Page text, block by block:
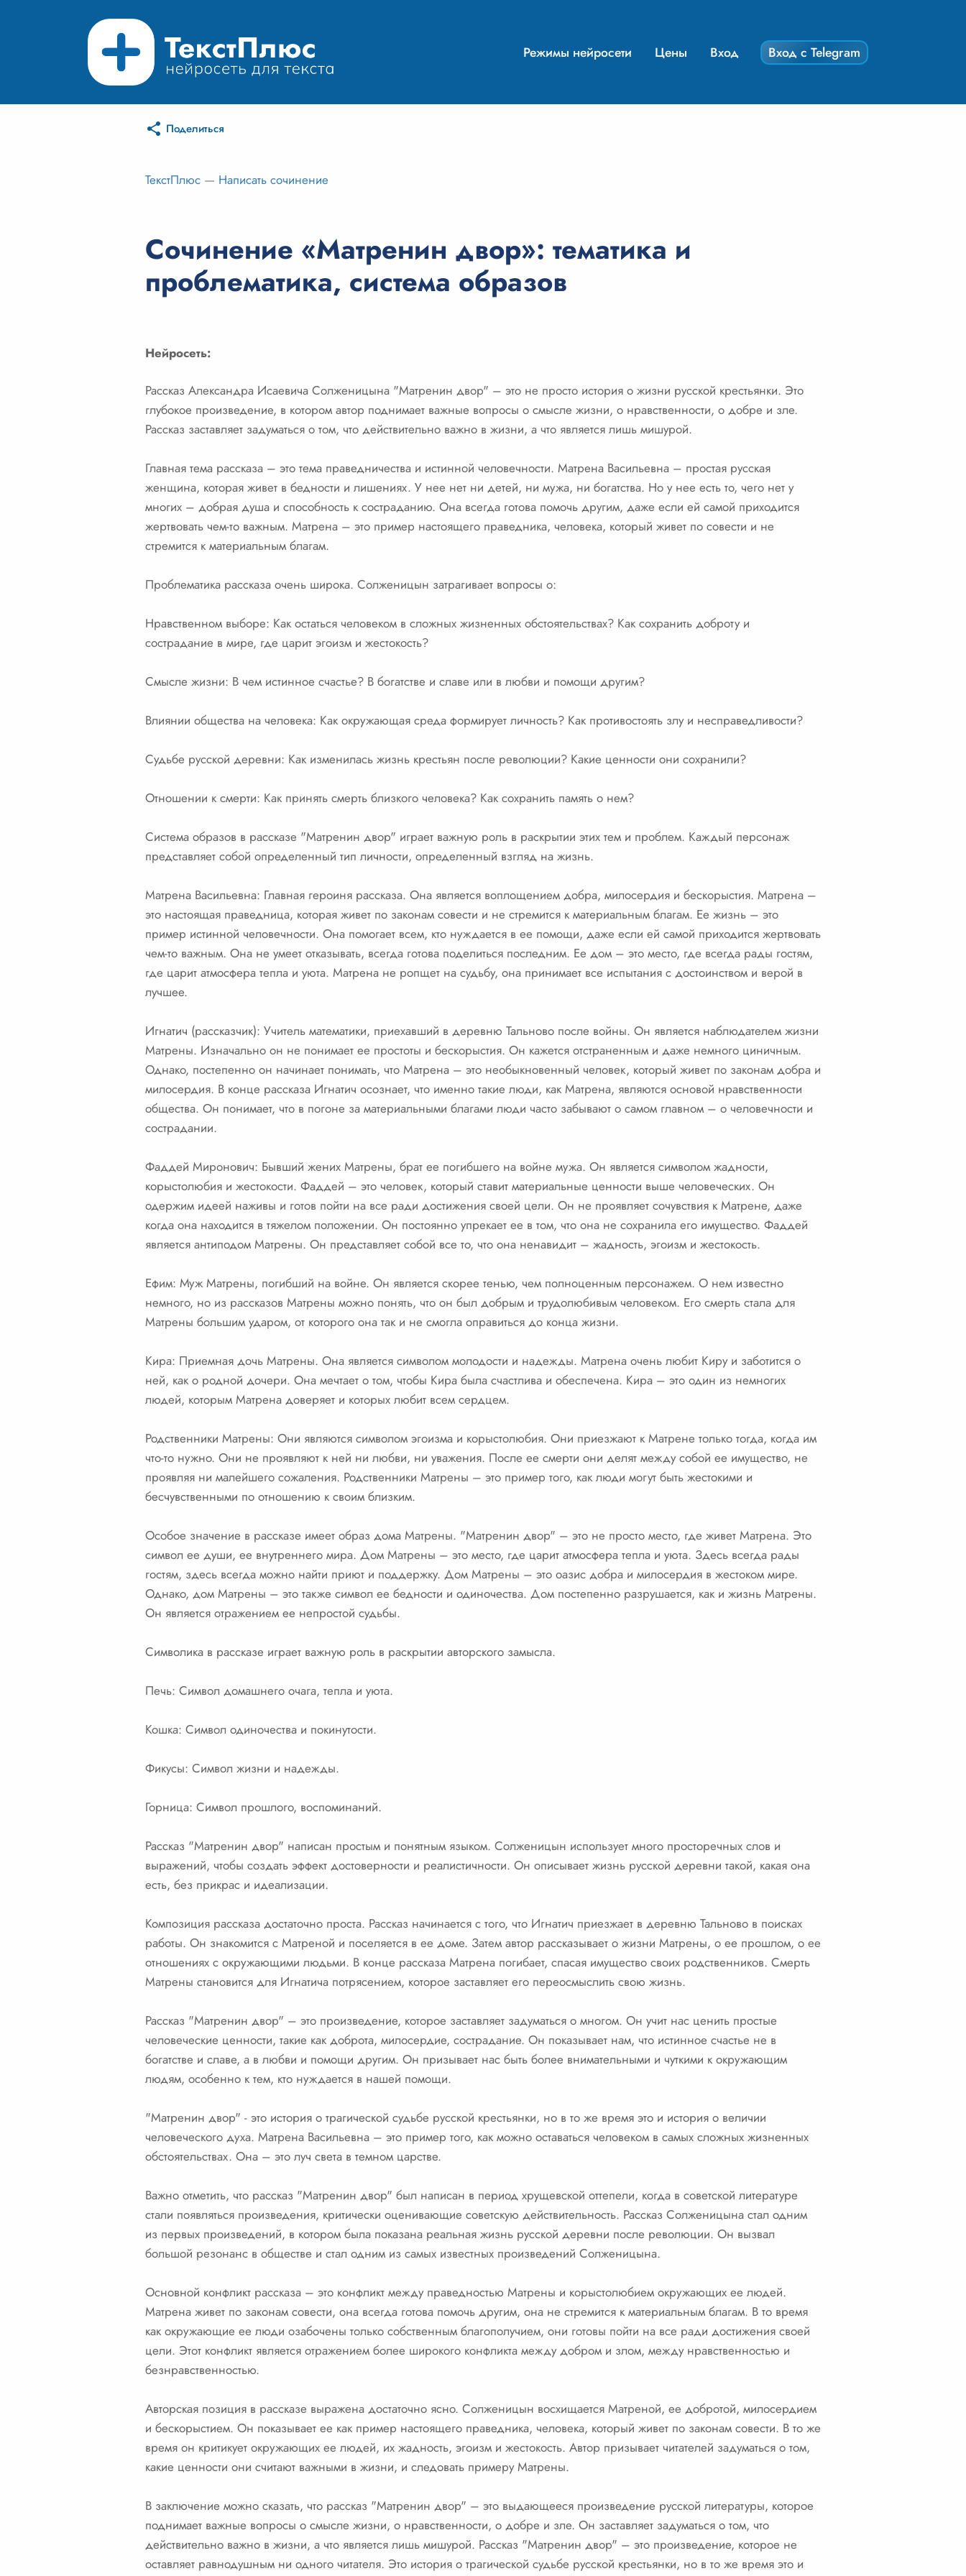
Режимы нейросети Цены Вход Вход с Telegram
Поделиться
ТекстПлюс — Написать сочинение
Сочинение «Матренин двор»: тематика и
проблематика, система образов
Нейросеть:
Рассказ Александра Исаевича Солженицына "Матренин двор" – это не просто история о жизни русской крестьянки. Это
глубокое произведение, в котором автор поднимает важные вопросы о смысле жизни, о нравственности, о добре и зле.
Рассказ заставляет задуматься о том, что действительно важно в жизни, а что является лишь мишурой.
Главная тема рассказа – это тема праведничества и истинной человечности. Матрена Васильевна – простая русская
женщина, которая живет в бедности и лишениях. У нее нет ни детей, ни мужа, ни богатства. Но у нее есть то, чего нет у
многих – добрая душа и способность к состраданию. Она всегда готова помочь другим, даже если ей самой приходится
жертвовать чем-то важным. Матрена – это пример настоящего праведника, человека, который живет по совести и не
стремится к материальным благам.
Проблематика рассказа очень широка. Солженицын затрагивает вопросы о:
Нравственном выборе: Как остаться человеком в сложных жизненных обстоятельствах? Как сохранить доброту и
сострадание в мире, где царит эгоизм и жестокость?
Смысле жизни: В чем истинное счастье? В богатстве и славе или в любви и помощи другим?
Влиянии общества на человека: Как окружающая среда формирует личность? Как противостоять злу и несправедливости?
Судьбе русской деревни: Как изменилась жизнь крестьян после революции? Какие ценности они сохранили?
Отношении к смерти: Как принять смерть близкого человека? Как сохранить память о нем?
Система образов в рассказе "Матренин двор" играет важную роль в раскрытии этих тем и проблем. Каждый персонаж
представляет собой определенный тип личности, определенный взгляд на жизнь.
Матрена Васильевна: Главная героиня рассказа. Она является воплощением добра, милосердия и бескорыстия. Матрена –
это настоящая праведница, которая живет по законам совести и не стремится к материальным благам. Ее жизнь – это
пример истинной человечности. Она помогает всем, кто нуждается в ее помощи, даже если ей самой приходится жертвовать
чем-то важным. Она не умеет отказывать, всегда готова поделиться последним. Ее дом – это место, где всегда рады гостям,
где царит атмосфера тепла и уюта. Матрена не ропщет на судьбу, она принимает все испытания с достоинством и верой в
лучшее.
Игнатич (рассказчик): Учитель математики, приехавший в деревню Тальново после войны. Он является наблюдателем жизни
Матрены. Изначально он не понимает ее простоты и бескорыстия. Он кажется отстраненным и даже немного циничным.
Однако, постепенно он начинает понимать, что Матрена – это необыкновенный человек, который живет по законам добра и
милосердия. В конце рассказа Игнатич осознает, что именно такие люди, как Матрена, являются основой нравственности
общества. Он понимает, что в погоне за материальными благами люди часто забывают о самом главном – о человечности и
сострадании.
Фаддей Миронович: Бывший жених Матрены, брат ее погибшего на войне мужа. Он является символом жадности,
корыстолюбия и жестокости. Фаддей – это человек, который ставит материальные ценности выше человеческих. Он
одержим идеей наживы и готов пойти на все ради достижения своей цели. Он не проявляет сочувствия к Матрене, даже
когда она находится в тяжелом положении. Он постоянно упрекает ее в том, что она не сохранила его имущество. Фаддей
является антиподом Матрены. Он представляет собой все то, что она ненавидит – жадность, эгоизм и жестокость.
Ефим: Муж Матрены, погибший на войне. Он является скорее тенью, чем полноценным персонажем. О нем известно
немного, но из рассказов Матрены можно понять, что он был добрым и трудолюбивым человеком. Его смерть стала для
Матрены большим ударом, от которого она так и не смогла оправиться до конца жизни.
Кира: Приемная дочь Матрены. Она является символом молодости и надежды. Матрена очень любит Киру и заботится о
ней, как о родной дочери. Она мечтает о том, чтобы Кира была счастлива и обеспечена. Кира – это один из немногих
людей, которым Матрена доверяет и которых любит всем сердцем.
Родственники Матрены: Они являются символом эгоизма и корыстолюбия. Они приезжают к Матрене только тогда, когда им
что-то нужно. Они не проявляют к ней ни любви, ни уважения. После ее смерти они делят между собой ее имущество, не
проявляя ни малейшего сожаления. Родственники Матрены – это пример того, как люди могут быть жестокими и
бесчувственными по отношению к своим близким.
Особое значение в рассказе имеет образ дома Матрены. "Матренин двор" – это не просто место, где живет Матрена. Это
символ ее души, ее внутреннего мира. Дом Матрены – это место, где царит атмосфера тепла и уюта. Здесь всегда рады
гостям, здесь всегда можно найти приют и поддержку. Дом Матрены – это оазис добра и милосердия в жестоком мире.
Однако, дом Матрены – это также символ ее бедности и одиночества. Дом постепенно разрушается, как и жизнь Матрены.
Он является отражением ее непростой судьбы.
Символика в рассказе играет важную роль в раскрытии авторского замысла.
Печь: Символ домашнего очага, тепла и уюта.
Кошка: Символ одиночества и покинутости.
Фикусы: Символ жизни и надежды.
Горница: Символ прошлого, воспоминаний.
Рассказ "Матренин двор" написан простым и понятным языком. Солженицын использует много просторечных слов и
выражений, чтобы создать эффект достоверности и реалистичности. Он описывает жизнь русской деревни такой, какая она
есть, без прикрас и идеализации.
Композиция рассказа достаточно проста. Рассказ начинается с того, что Игнатич приезжает в деревню Тальново в поисках
работы. Он знакомится с Матреной и поселяется в ее доме. Затем автор рассказывает о жизни Матрены, о ее прошлом, о ее
отношениях с окружающими людьми. В конце рассказа Матрена погибает, спасая имущество своих родственников. Смерть
Матрены становится для Игнатича потрясением, которое заставляет его переосмыслить свою жизнь.
Рассказ "Матренин двор" – это произведение, которое заставляет задуматься о многом. Он учит нас ценить простые
человеческие ценности, такие как доброта, милосердие, сострадание. Он показывает нам, что истинное счастье не в
богатстве и славе, а в любви и помощи другим. Он призывает нас быть более внимательными и чуткими к окружающим
людям, особенно к тем, кто нуждается в нашей помощи.
"Матренин двор" - это история о трагической судьбе русской крестьянки, но в то же время это и история о величии
человеческого духа. Матрена Васильевна – это пример того, как можно оставаться человеком в самых сложных жизненных
обстоятельствах. Она – это луч света в темном царстве.
Важно отметить, что рассказ "Матренин двор" был написан в период хрущевской оттепели, когда в советской литературе
стали появляться произведения, критически оценивающие советскую действительность. Рассказ Солженицына стал одним
из первых произведений, в котором была показана реальная жизнь русской деревни после революции. Он вызвал
большой резонанс в обществе и стал одним из самых известных произведений Солженицына.
Основной конфликт рассказа – это конфликт между праведностью Матрены и корыстолюбием окружающих ее людей.
Матрена живет по законам совести, она всегда готова помочь другим, она не стремится к материальным благам. В то время
как окружающие ее люди озабочены только собственным благополучием, они готовы пойти на все ради достижения своей
цели. Этот конфликт является отражением более широкого конфликта между добром и злом, между нравственностью и
безнравственностью.
Авторская позиция в рассказе выражена достаточно ясно. Солженицын восхищается Матреной, ее добротой, милосердием
и бескорыстием. Он показывает ее как пример настоящего праведника, человека, который живет по законам совести. В то же
время он критикует окружающих ее людей, их жадность, эгоизм и жестокость. Автор призывает читателей задуматься о том,
какие ценности они считают важными в жизни, и следовать примеру Матрены.
В заключение можно сказать, что рассказ "Матренин двор" – это выдающееся произведение русской литературы, которое
поднимает важные вопросы о смысле жизни, о нравственности, о добре и зле. Он заставляет задуматься о том, что
действительно важно в жизни, а что является лишь мишурой. Рассказ "Матренин двор" – это произведение, которое не
оставляет равнодушным ни одного читателя. Это история о трагической судьбе русской крестьянки, но в то же время это и